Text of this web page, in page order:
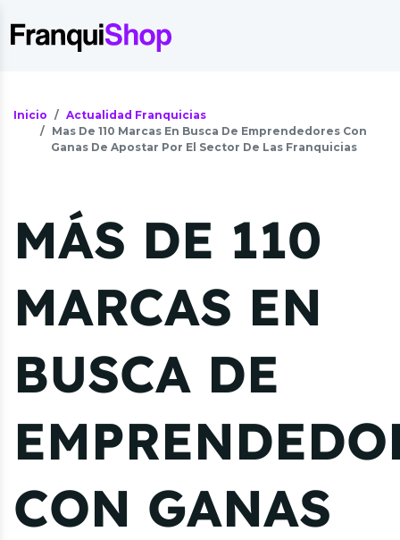
Inicio
Actualidad Franquicias
Mas De 110 Marcas En Busca De Emprendedores Con
Ganas De Apostar Por El Sector De Las Franquicias
MÁS DE 110
MARCAS EN
BUSCA DE
CON GANAS